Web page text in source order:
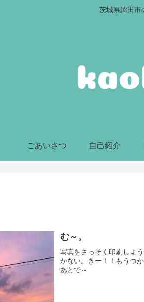
茨城県鉾田市
ごあいさつ 自己紹介
む～。
写真をさっそく印刷しよ
かない。きー！！もうつ
あとで～